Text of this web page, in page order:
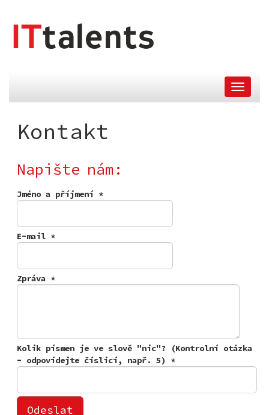
Kontakt
Napište nám:
Jméno a příjmení *
E-mail *
Zpráva *
Kolik písmen je ve slově "nic"? (Kontrolní otázka
- odpovídejte číslicí, např. 5) *